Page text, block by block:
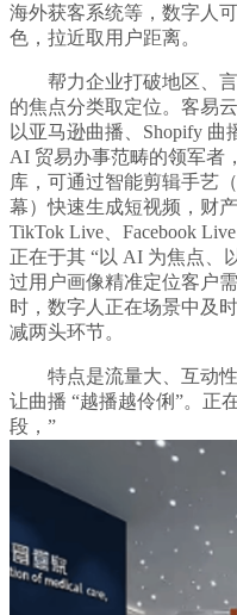
海外获客系统等，数字人
色，拉近取用户距离。
帮力企业打破地区、言
的焦点分类取定位。客易
以亚马逊曲播、Shopify
AI 贸易办事范畴的领军者
库，可通过智能剪辑手艺
幕）快速生成短视频，财
TikTok Live、Facebook
正在于其 “以 AI 为焦点、
过用户画像精准定位客户
时，数字人正在场景中及
减两头环节。
特点是流量大、互动性
让曲播 “越播越伶俐”。正
段，”